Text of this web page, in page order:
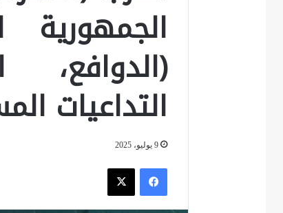
الجمهورية
(الدوافع،
التداعيات
9 يوليو، 2025
فيسبوك